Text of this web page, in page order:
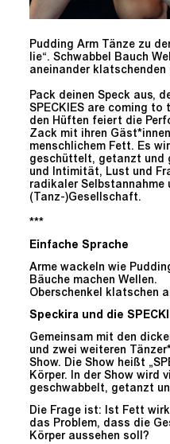
Pudding Arm Tänze zu
lie“. Schwabbel Bauch
aneinander klatschenden
Pack deinen Speck aus,
SPECKIES are coming
den Hüften feiert die
Zack mit ihren
menschlichem Fett. Es
geschüttelt, getanzt und
und Intimität, Lust und
radikaler Selbstannahme
(Tanz-)Gesellschaft.
***
Einfache Sprache
Arme wackeln wie
Bäuche machen Wellen.
Oberschenkel klatschen
Speckira und die
Gemeinsam mit den
und zwei weiteren
Show. Die Show heißt
Körper. In der Show wird
geschwabbelt, getanzt
Die Frage ist: Ist Fett
das Problem, dass die
Körper aussehen soll?